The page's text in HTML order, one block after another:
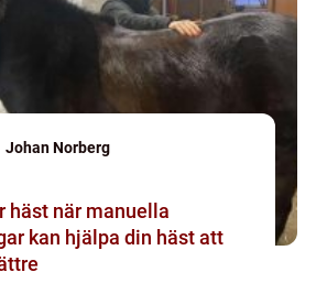
Johan Norberg
manuella
kan hjälpa din häst att